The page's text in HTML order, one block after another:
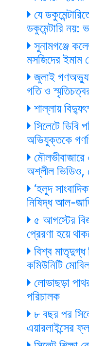
যে
ডকুমেন্টারি নয়:
সুনামগঞ্জে
মসজিদের ইমাম
জুলাই
গতি ও
শাল্লায়
সিলেটে ডিবি
অভিযুক্তকে
অশ্লীল ভিডিও,
‘হলুদ
নিষিদ্ধ আল-
৫ আগস্টের
প্রেরণা হয়ে
বিশ্ব মাতৃদুগ্ধ
কমিউনিটি
লোভাছড়া
পরিচালক
৮ বছর পর
এয়ারলাইন্সের